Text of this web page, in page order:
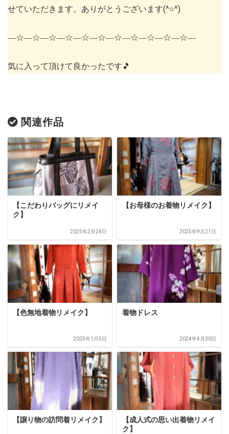
せていただきます。ありがとうございます(^○^)
―☆―☆―☆―☆―☆―☆―☆―☆―☆―☆―☆―
気に入って頂けて良かったです🎵
関連作品
【こだわりバッグにリメイ
ク】
2025年2月24日
【お母様のお着物リメイク】
2025年9月21日
【色無地着物リメイク】
2025年1月5日
着物ドレス
2024年4月30日
【譲り物の訪問着リメイク】
【成人式の思い出着物リメイ
ク】